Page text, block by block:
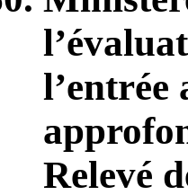
l’entrée
Relevé